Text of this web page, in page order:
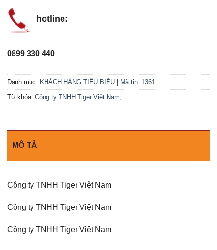
hotline:
0899 330 440
Danh mục: KHÁCH HÀNG TIÊU BIỂU | Mã tin: 1361
Từ khóa: Công ty TNHH Tiger Việt Nam
MÔ TẢ
Công ty TNHH Tiger Việt Nam
Công ty TNHH Tiger Việt Nam
Công ty TNHH Tiger Việt Nam